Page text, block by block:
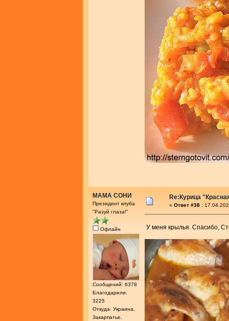
МАМА СОНИ
Президент клуба
"Разуй глаза!"
Офлайн
Сообщений: 6378
Благодарили:
3225
Откуда: Украина,
Закарпатье,
Re:Курица
« Ответ #38 :
У меня крылья. Спасибо,